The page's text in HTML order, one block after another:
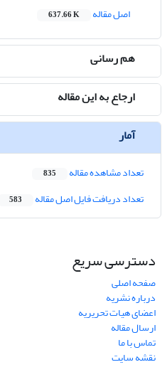
اصل مقاله
637.66 K
هم رسانی
ارجاع به این مقاله
آمار
تعداد مشاهده مقاله 835
تعداد دریافت فایل اصل مقاله 583
دسترسی سریع
صفحه اصلی
درباره نشریه
اعضای هیات تحریریه
ارسال مقاله
تماس با ما
نقشه سایت